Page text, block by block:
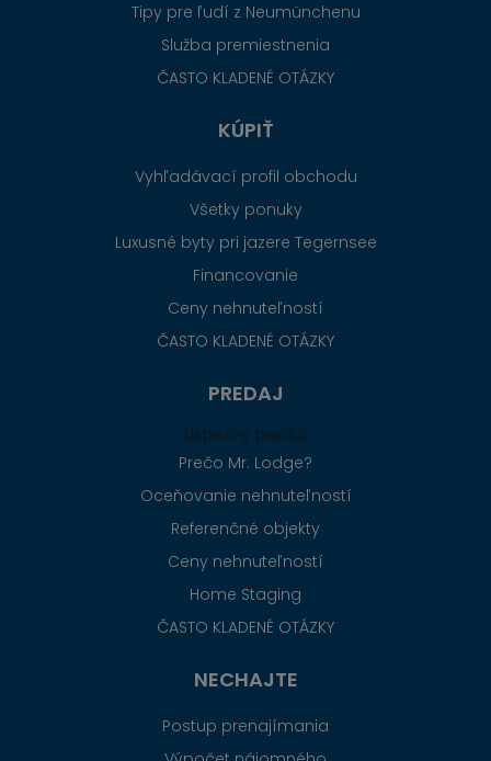
Tipy pre ľudí z Neumünchenu
Služba premiestnenia
ČASTO KLADENÉ OTÁZKY
KÚPIŤ
Vyhľadávací profil obchodu
Všetky ponuky
Luxusné byty pri jazere Tegernsee
Financovanie
Ceny nehnuteľností
ČASTO KLADENÉ OTÁZKY
PREDAJ
Úspešný predaj
Prečo Mr. Lodge?
Oceňovanie nehnuteľností
Referenčné objekty
Ceny nehnuteľností
Home Staging
ČASTO KLADENÉ OTÁZKY
NECHAJTE
Postup prenajímania